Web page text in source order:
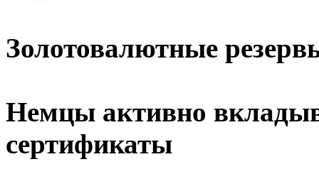
Золотовалютные
Немцы активно
сертификаты